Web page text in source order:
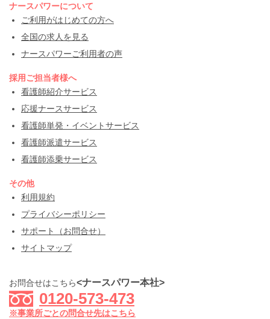
ナースパワーについて
ご利用がはじめての方へ
全国の求人を見る
ナースパワーご利用者の声
採用ご担当者様へ
看護師紹介サービス
応援ナースサービス
看護師単発・イベントサービス
看護師派遣サービス
看護師添乗サービス
その他
利用規約
プライバシーポリシー
サポート（お問合せ）
サイトマップ
お問合せはこちら<ナースパワー本社>
0120-573-473
※事業所ごとの問合せ先はこちら